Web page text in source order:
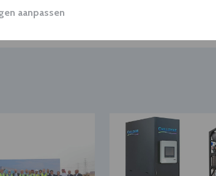
aanpassen